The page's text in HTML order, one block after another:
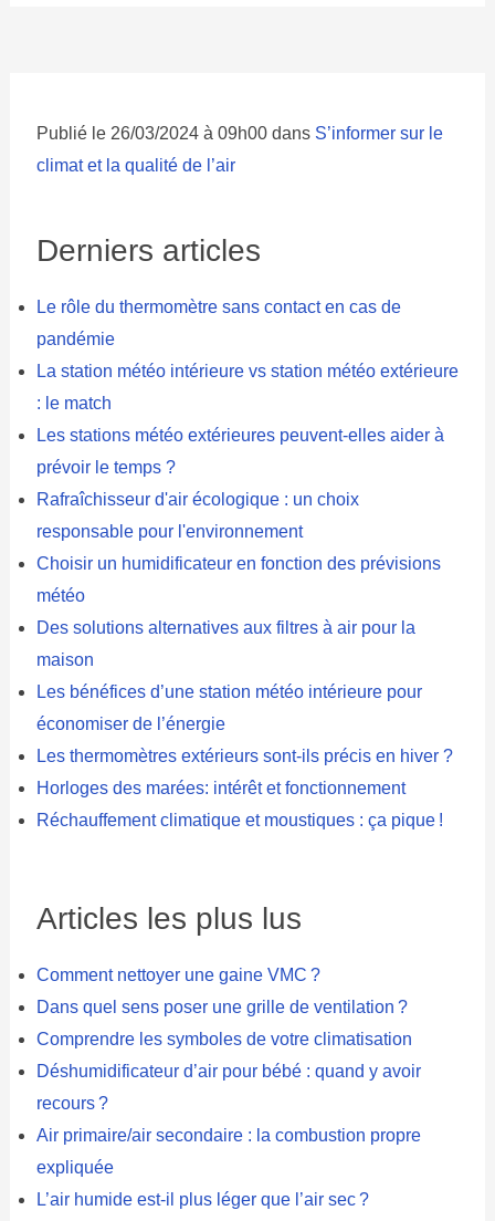
Publié le 26/03/2024 à 09h00 dans S’informer sur le
climat et la qualité de l’air
Derniers articles
Le rôle du thermomètre sans contact en cas de
pandémie
La station météo intérieure vs station météo extérieure
: le match
Les stations météo extérieures peuvent-elles aider à
prévoir le temps ?
Rafraîchisseur d'air écologique : un choix
responsable pour l'environnement
Choisir un humidificateur en fonction des prévisions
météo
Des solutions alternatives aux filtres à air pour la
maison
Les bénéfices d’une station météo intérieure pour
économiser de l’énergie
Les thermomètres extérieurs sont-ils précis en hiver ?
Horloges des marées: intérêt et fonctionnement
Réchauffement climatique et moustiques : ça pique !
Articles les plus lus
Comment nettoyer une gaine VMC ?
Dans quel sens poser une grille de ventilation ?
Comprendre les symboles de votre climatisation
Déshumidificateur d’air pour bébé : quand y avoir
recours ?
Air primaire/air secondaire : la combustion propre
expliquée
L’air humide est-il plus léger que l’air sec ?